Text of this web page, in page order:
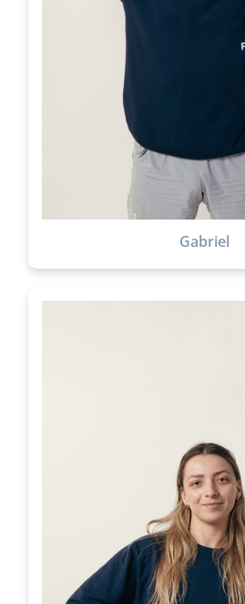
Gabriel